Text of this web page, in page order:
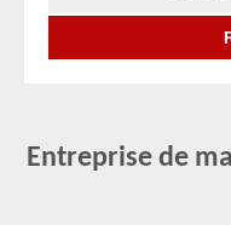
Entreprise de